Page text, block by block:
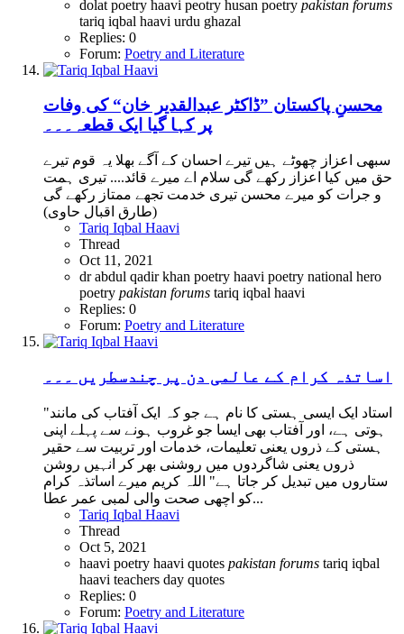
dolat poetry haavi peotry husan poetry pakistan forums
tariq iqbal haavi urdu ghazal
Replies: 0
Forum: Poetry and Literature
محسنِ پاکستان ”ڈاکٹر عبدالقدیر خان“ کی وفات
پر کہا گیا ایک قطعہ۔۔۔
سبھی اعزاز چھوٹے ہیں تیرے احسان کے آگے بھلا یہ قوم تیرے
حق میں کیا اعزاز رکھے گی سلام اے میرے قائد.... تیری ہمت
و جرات کو میرے محسن تیری خدمت تجھے ممتاز رکھے گی
(طارق اقبال حاوی)
Tariq Iqbal Haavi
Thread
Oct 11, 2021
dr abdul qadir khan poetry haavi poetry national hero
poetry pakistan forums tariq iqbal haavi
Replies: 0
Forum: Poetry and Literature
اساتذہ کرام کے عالمی دن پر چندسطریں ۔۔۔
"استاد ایک ایسی ہستی کا نام ہے جو کہ ایک آفتاب کی مانند
ہوتی ہے، اور آفتاب بھی ایسا جو غروب ہونے سے پہلے اپنی
ہستی کے ذروں یعنی تعلیمات، خدمات اور تربیت سے حقیر
ذروں یعنی شاگردوں میں روشنی بھر کر انہیں روشن
ستاروں میں تبدیل کر جاتا ہے" اللہ کریم میرے اساتذہ کرام
کو اچھی صحت والی لمبی عمر عطا...
Tariq Iqbal Haavi
Thread
Oct 5, 2021
haavi poetry haavi quotes pakistan forums tariq iqbal
haavi teachers day quotes
Replies: 0
Forum: Poetry and Literature